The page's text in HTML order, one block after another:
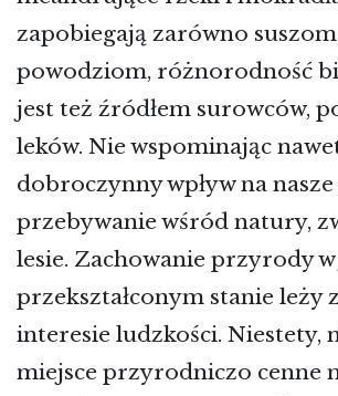
zapobiegają zarówno
powodziom, różnorodność
jest też źródłem surowców,
leków. Nie wspominając
dobroczynny wpływ na
przebywanie wśród natury,
lesie. Zachowanie przyrody
przekształconym stanie leży
interesie ludzkości. Niestety,
miejsce przyrodniczo cenne